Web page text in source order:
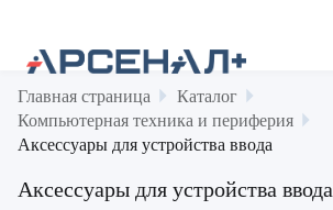
Главная страница
Каталог
Компьютерная техника и периферия
Аксессуары для устройства ввода
Аксессуары для устройства ввода